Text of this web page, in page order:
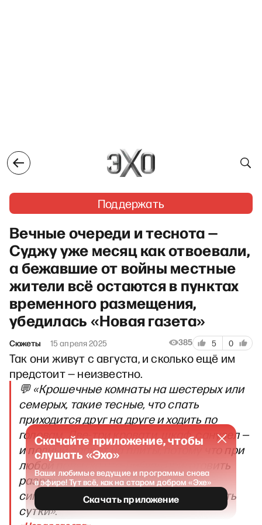
Поддержать
Вечные очереди и теснота —
Суджу уже месяц как отвоевали,
а бежавшие от войны местные
жители всё остаются в пунктах
временного размещения,
убедилась «Новая газета»
Сюжеты 15 апреля 2025 385 5 0
Так они живут с августа, и сколько ещё им
предстоит — неизвестно.
💬 «Крошечные комнаты на шестерых или
семерых, такие тесные, что спать
приходится друг на друге и ходить по
головам. Две-три кровати, шкаф, санузел —
и полный запрет на плиты, потому что при
любой попытке что-нибудь приготовить
разражается визгом пожарная
сигнализация, которая может орать хоть
сутки».
Скачайте приложение, чтобы
слушать «Эхо»
Ваши любимые ведущие и программы снова
в эфире! Тут всё, как на старом добром «Эхе»
Скачать приложение